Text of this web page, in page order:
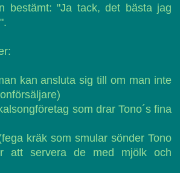
bestämt: "Ja tack, det bästa jag
kan ansluta sig till om man inte
som drar Tono´s fina
kräk som smular sönder Tono
att servera de med mjölk och